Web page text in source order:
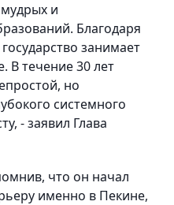
и
Благодаря
занимает
В течение 30 лет
но
системного
- заявил Глава
что он начал
именно в Пекине,